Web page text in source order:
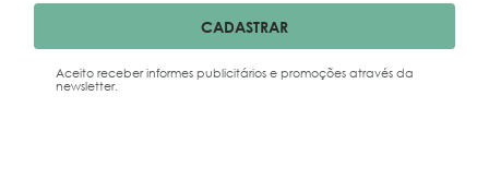
CADASTRAR
Aceito receber informes publicitários e promoções através da
newsletter.